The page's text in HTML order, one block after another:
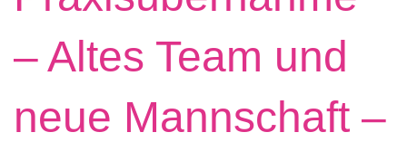
– Altes Team und
neue Mannschaft –